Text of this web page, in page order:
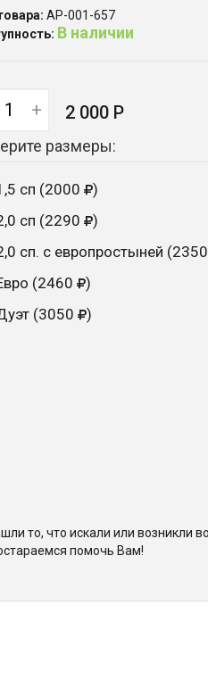
АР-001-657
В наличии
+ 2 000 Р
размеры:
сп (2000
)
сп (2290
)
сп. с европростыней (2350
(2460
)
(3050
)
то, что искали или возникли
помочь Вам!